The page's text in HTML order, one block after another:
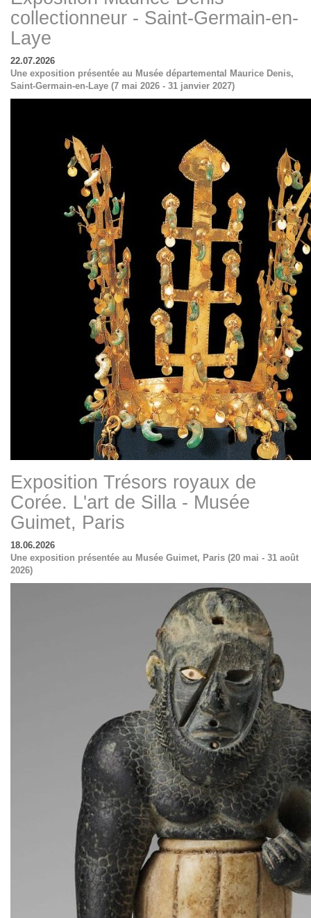
collectionneur - Saint-Germain-en-
Laye
22.07.2026
Une exposition présentée au Musée départemental Maurice Denis,
Saint-Germain-en-Laye (7 mai 2026 - 31 janvier 2027)
Exposition Trésors royaux de
Corée. L'art de Silla - Musée
Guimet, Paris
18.06.2026
Une exposition présentée au Musée Guimet, Paris (20 mai - 31 août
2026)